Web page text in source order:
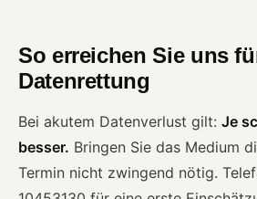
So erreichen Sie uns
Datenrettung
Bei akutem Datenverlust gilt: Je
besser. Bringen Sie das Medium
Termin nicht zwingend nötig.